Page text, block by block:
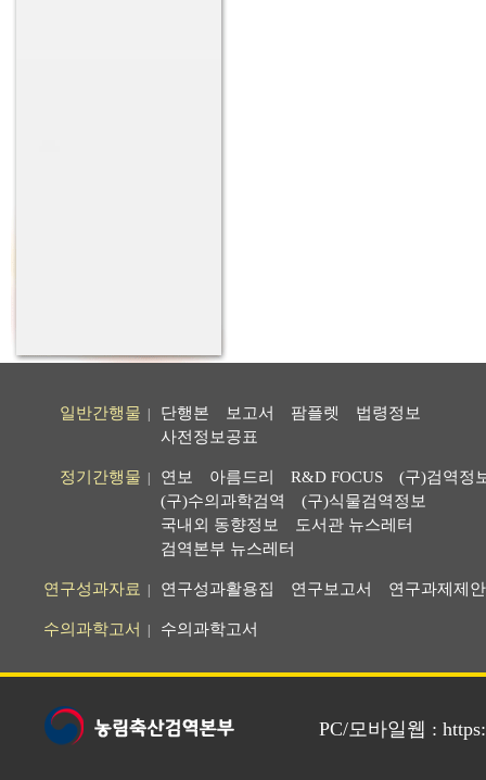
일반간행물 단행본 보고서 팜플렛
법령정보
사전정보공표
정기간행물 연보 아름드리 R&D FOCUS
(구)검역정
(구)수의과학검역
(구)식물검역정보
국내외 동향정보
도서관 뉴스레터
검역본부 뉴스레터
연구성과자료 연구성과활용집 연구보고서 연구과제제
수의과학고서 수의과학고서
PC/모바일웹 :